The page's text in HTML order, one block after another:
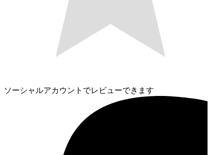
ソーシャルアカウントでレビューできます